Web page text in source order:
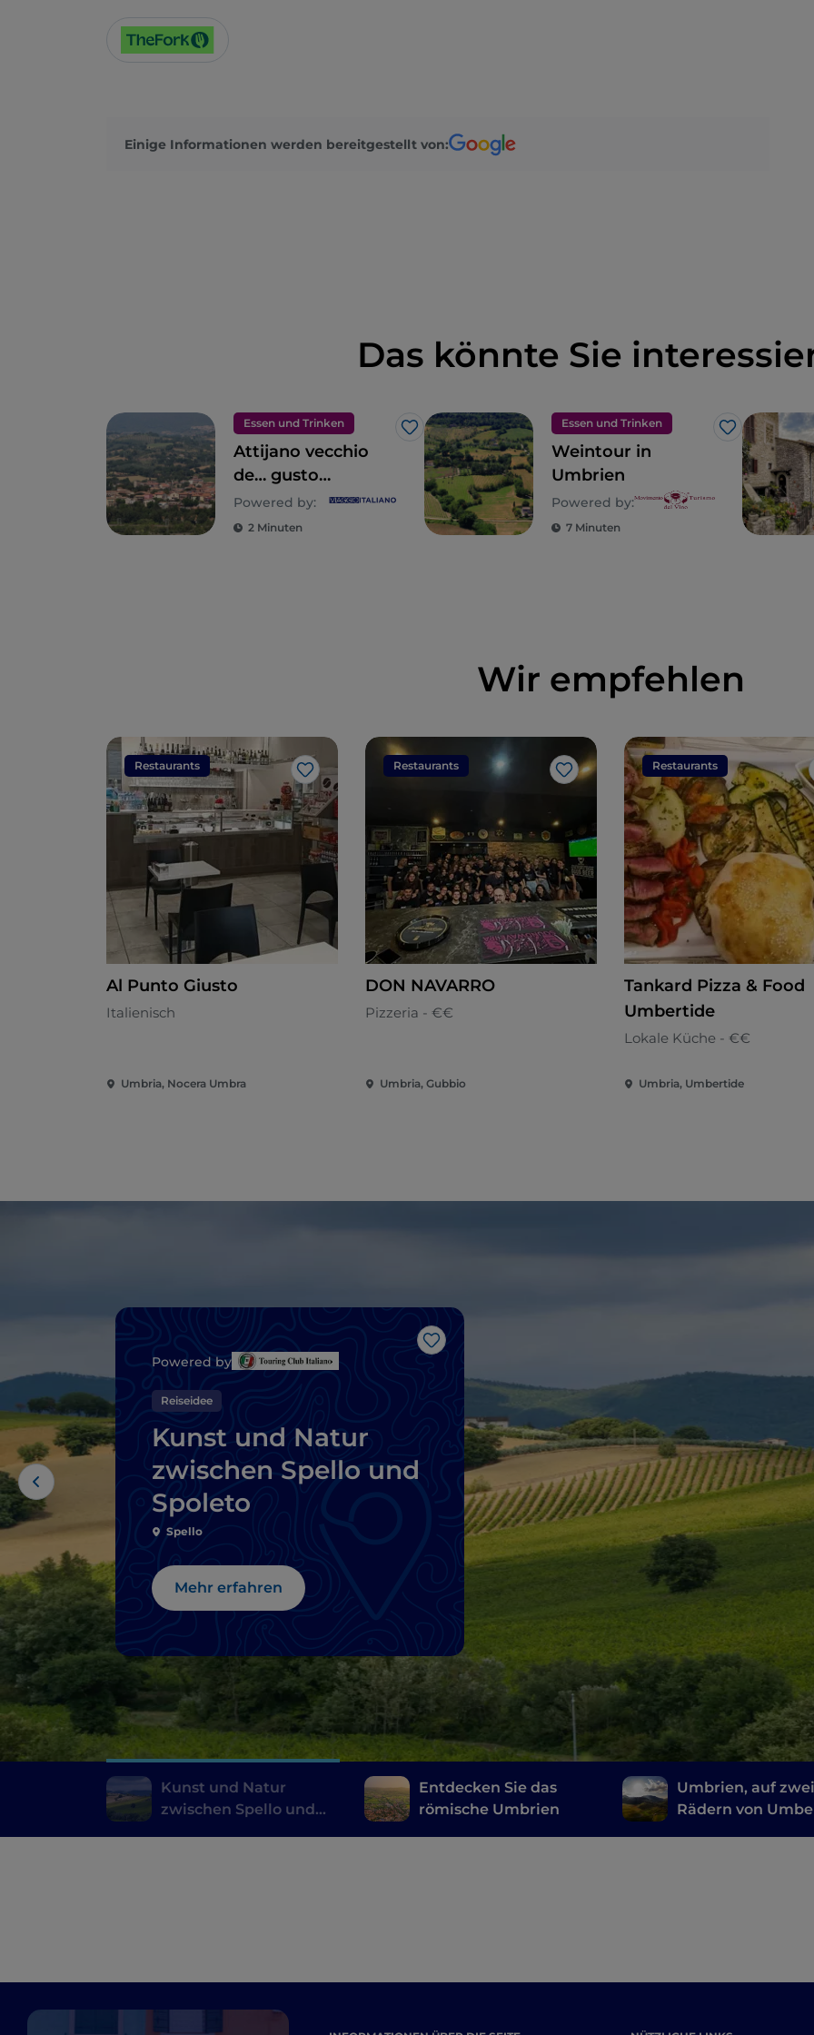
Einige Informationen werden bereitgestellt von:
Das könnte Sie
Essen und Trinken
Like
Attijano vecchio
de… gusto
(Attigliano, alt …
aber mit
Powered by:
2 Minuten
Essen und Trinken
Like
Weintour in
Umbrien
Powered by:
7 Minuten
Wir empfehlen
Restaurants
Like
Al Punto Giusto
Italienisch
Umbria, Nocera Umbra
Restaurants
Like
DON NAVARRO
Pizzeria - €€
Umbria, Gubbio
Restaurants
Tankard Pizza & Food
Umbertide
Lokale Küche - €€
Umbria, Umbertide
Like
Powered by
Reiseidee
Kunst und Natur
zwischen Spello und
Spoleto
Spello
Mehr erfahren
Kunst und Natur
zwischen Spello und
Entdecken Sie das
römische Umbrien
Umbrien, auf
Rädern von